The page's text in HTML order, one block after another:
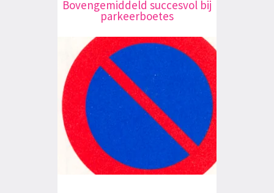
Bovengemiddeld succesvol bij
parkeerboetes